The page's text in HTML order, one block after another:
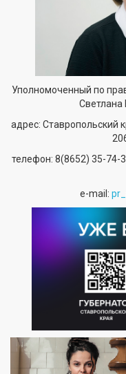
Уполномоченный по
Светлана
адрес: Ставропольский
телефон: 8(8652) 35-74-
е-mail: